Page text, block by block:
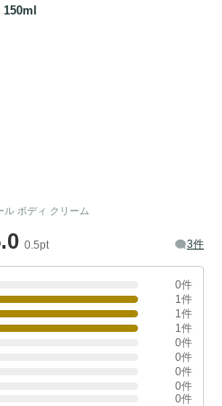
150ml
ル ボディ クリーム
0.5pt 3件
0件
1件
1件
1件
0件
0件
0件
0件
0件